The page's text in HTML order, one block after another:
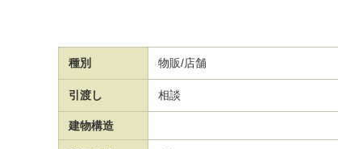
種別 物販/店舗
引渡し 相談
建物構造